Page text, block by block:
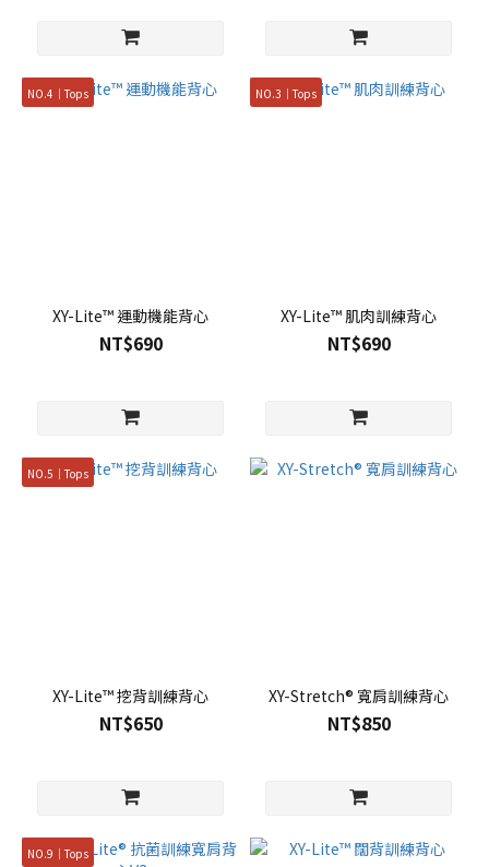
NO.4｜Tops
XY-Lite™ 運動機能背心
NT$690
NO.3｜Tops
XY-Lite™ 肌肉訓練背心
NT$690
NO.5｜Tops
XY-Lite™ 挖背訓練背心
NT$650
XY-Stretch® 寬肩訓練背心
NT$850
NO.9｜Tops